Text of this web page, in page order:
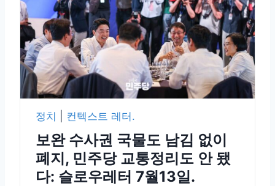
정치 컨텍스트 레터.
보완 수사권 국물도 남김 없이
폐지, 민주당 교통정리도 안 됐
다: 슬로우레터 7월13일.